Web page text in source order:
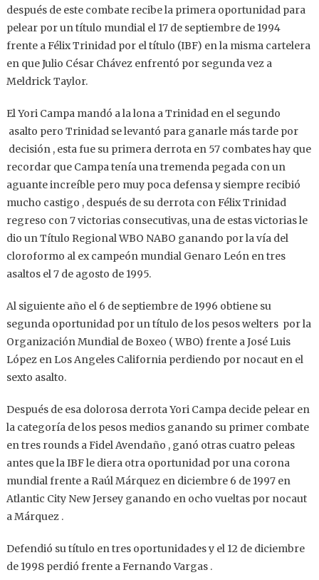
después de este combate recibe la primera oportunidad para
pelear por un título mundial el 17 de septiembre de 1994
frente a Félix Trinidad por el título (IBF) en la misma cartelera
en que Julio César Chávez enfrentó por segunda vez a
Meldrick Taylor.
El Yori Campa mandó a la lona a Trinidad en el segundo
asalto pero Trinidad se levantó para ganarle más tarde por
decisión , esta fue su primera derrota en 57 combates hay que
recordar que Campa tenía una tremenda pegada con un
aguante increíble pero muy poca defensa y siempre recibió
mucho castigo , después de su derrota con Félix Trinidad
regreso con 7 victorias consecutivas, una de estas victorias le
dio un Título Regional WBO NABO ganando por la vía del
cloroformo al ex campeón mundial Genaro León en tres
asaltos el 7 de agosto de 1995.
Al siguiente año el 6 de septiembre de 1996 obtiene su
segunda oportunidad por un título de los pesos welters por la
Organización Mundial de Boxeo ( WBO) frente a José Luis
López en Los Angeles California perdiendo por nocaut en el
sexto asalto.
Después de esa dolorosa derrota Yori Campa decide pelear en
la categoría de los pesos medios ganando su primer combate
en tres rounds a Fidel Avendaño , ganó otras cuatro peleas
antes que la IBF le diera otra oportunidad por una corona
mundial frente a Raúl Márquez en diciembre 6 de 1997 en
Atlantic City New Jersey ganando en ocho vueltas por nocaut
a Márquez .
Defendió su título en tres oportunidades y el 12 de diciembre
de 1998 perdió frente a Fernando Vargas .